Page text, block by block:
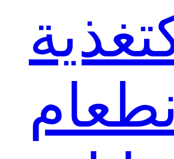
تغذية
طعام